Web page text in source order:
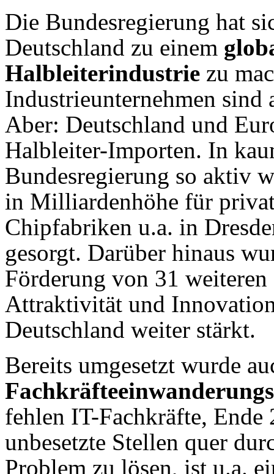
Die Bundesregierung hat
Deutschland zu einem
Halbleiterindustrie zu
Industrieunternehmen sind
Aber: Deutschland und
Halbleiter-Importen. In
Bundesregierung so aktiv
in Milliardenhöhe für
Chipfabriken u.a. in
gesorgt. Darüber hinaus
Förderung von 31
Attraktivität und
Deutschland weiter stärkt.
Bereits umgesetzt wurde
fehlen IT-Fachkräfte, Ende
unbesetzte Stellen quer
Problem zu lösen, ist u.a.